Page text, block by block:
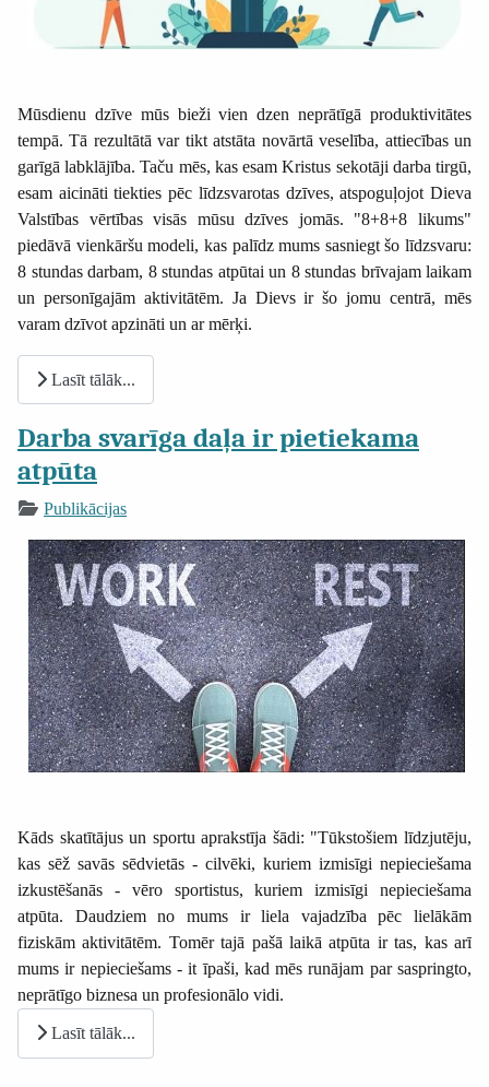
Mūsdienu dzīve mūs bieži vien dzen neprātīgā produktivitātes
tempā. Tā rezultātā var tikt atstāta novārtā veselība, attiecības un
garīgā labklājība. Taču mēs, kas esam Kristus sekotāji darba tirgū,
esam aicināti tiekties pēc līdzsvarotas dzīves, atspoguļojot Dieva
Valstības vērtības visās mūsu dzīves jomās. "8+8+8 likums"
piedāvā vienkāršu modeli, kas palīdz mums sasniegt šo līdzsvaru:
8 stundas darbam, 8 stundas atpūtai un 8 stundas brīvajam laikam
un personīgajām aktivitātēm. Ja Dievs ir šo jomu centrā, mēs
varam dzīvot apzināti un ar mērķi.
Lasīt tālāk...
Darba svarīga daļa ir pietiekama
atpūta
Publikācijas
Kāds skatītājus un sportu aprakstīja šādi: "Tūkstošiem līdzjutēju,
kas sēž savās sēdvietās - cilvēki, kuriem izmisīgi nepieciešama
izkustēšanās - vēro sportistus, kuriem izmisīgi nepieciešama
atpūta. Daudziem no mums ir liela vajadzība pēc lielākām
fiziskām aktivitātēm. Tomēr tajā pašā laikā atpūta ir tas, kas arī
mums ir nepieciešams - it īpaši, kad mēs runājam par saspringto,
neprātīgo biznesa un profesionālo vidi.
Lasīt tālāk...